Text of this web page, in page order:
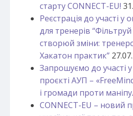
старту CONNECT-EU!
Реєстрація до участі у
для тренерів
створюй зміни:
Хакатон практик”
Запрошуємо до участі
проєкті АУП –
і громади проти
CONNECT-EU – новий